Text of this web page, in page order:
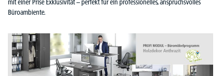
mit einer Prise Exklusivität – perfekt für ein professionelles, anspruchsvolles
Büroambiente.